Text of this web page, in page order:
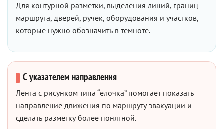
Для контурной разметки, выделения линий, границ
маршрута, дверей, ручек, оборудования и участков,
которые нужно обозначить в темноте.
С указателем направления
Лента с рисунком типа “елочка” помогает показать
направление движения по маршруту эвакуации и
сделать разметку более понятной.